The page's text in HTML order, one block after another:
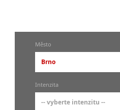
Město
Brno
-- vyberte město --
pražské městské
Intenzita
-- vyberte intenzitu --